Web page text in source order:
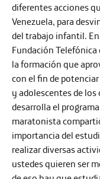
diferentes acciones
Venezuela, para
del trabajo infantil.
Fundación Telefónica
la formación que
con el fin de
y adolescentes de los
desarrolla el
maratonista
importancia del
realizar diversas
ustedes quieren ser